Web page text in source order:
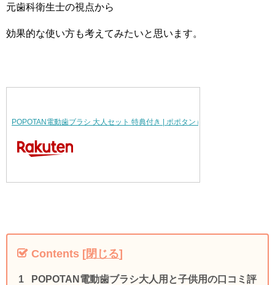
元歯科衛生士の視点から
効果的な使い方も考えてみたいと思います。
POPOTAN電動歯ブラシ 大人セット 特典付き | ポポタン ぽぽたん 口腔ケ…
Contents [閉じる]
POPOTAN電動歯ブラシ大人用と子供用の口コミ評